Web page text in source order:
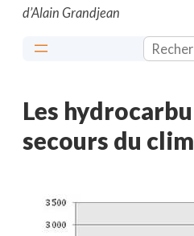
d’Alain Grandjean
Les
secours du